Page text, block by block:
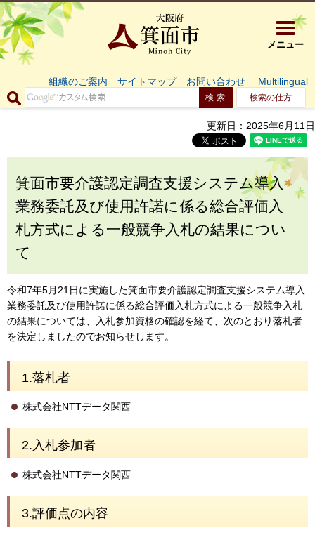
大阪府箕
メニュー
組織のご案内 サイトマップ お問い合わせ Multilingual
検索の仕方
更新日：2025年6月11日
箕面市要介護認定調査支援システム導入
業務委託及び使用許諾に係る総合評価入
札方式による一般競争入札の結果につい
て
令和7年5月21日に実施した箕面市要介護認定調査支援システム導入
業務委託及び使用許諾に係る総合評価入札方式による一般競争入札
の結果については、入札参加資格の確認を経て、次のとおり落札者
を決定しましたのでお知らせします。
1.落札者
株式会社NTTデータ関西
2.入札参加者
株式会社NTTデータ関西
3.評価点の内容